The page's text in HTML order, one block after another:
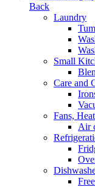
Back
Laundry
Small
Care and
Fans,
Air